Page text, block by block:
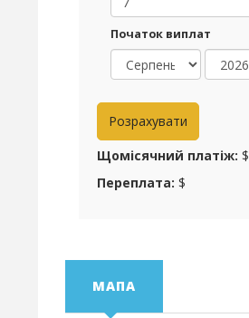
Початок виплат
Щомісячний платіж: $
Переплата: $
МАПА